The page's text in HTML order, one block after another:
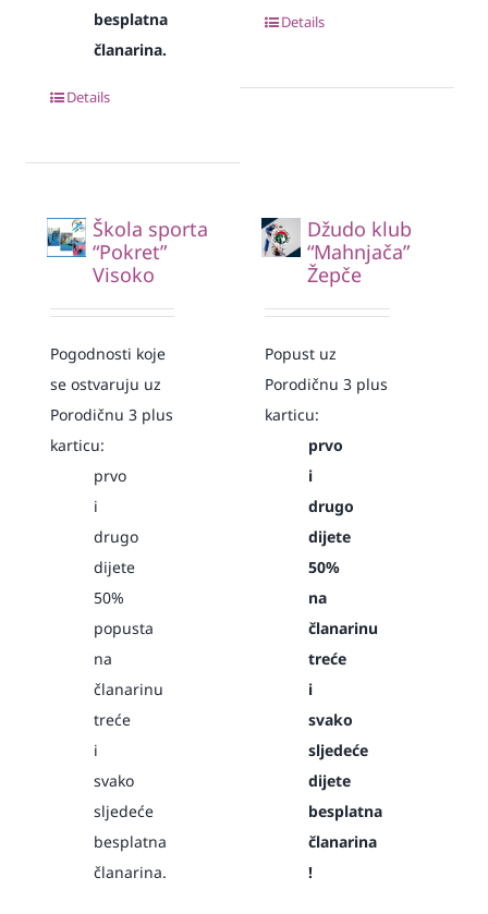
besplatna
članarina.
Details
Details
Škola sporta
“Pokret”
Visoko
Pogodnosti koje
se ostvaruju uz
Porodičnu 3 plus
karticu:
prvo
i
drugo
dijete
50%
popusta
na
članarinu
treće
i
svako
sljedeće
besplatna
članarina.
Džudo klub
“Mahnjača”
Žepče
Popust uz
Porodičnu 3 plus
karticu:
prvo
i
drugo
dijete
50%
na
članarinu
treće
i
svako
sljedeće
dijete
besplatna
članarina
!